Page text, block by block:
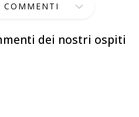
dei nostri ospiti
COMMENTI